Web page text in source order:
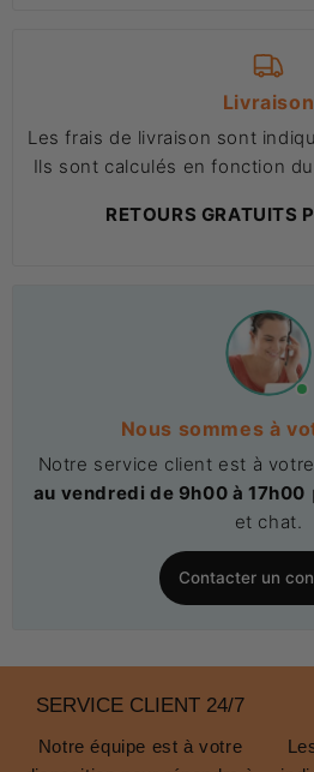
Livraison
Les frais de livraison sont
Ils sont calculés en fonction du
RETOURS GRATUITS
Nous sommes à
Notre service client est à
au vendredi de 9h00 à 17h00
et chat.
Contacter un
SERVICE CLIENT 24/7
Notre équipe est à votre